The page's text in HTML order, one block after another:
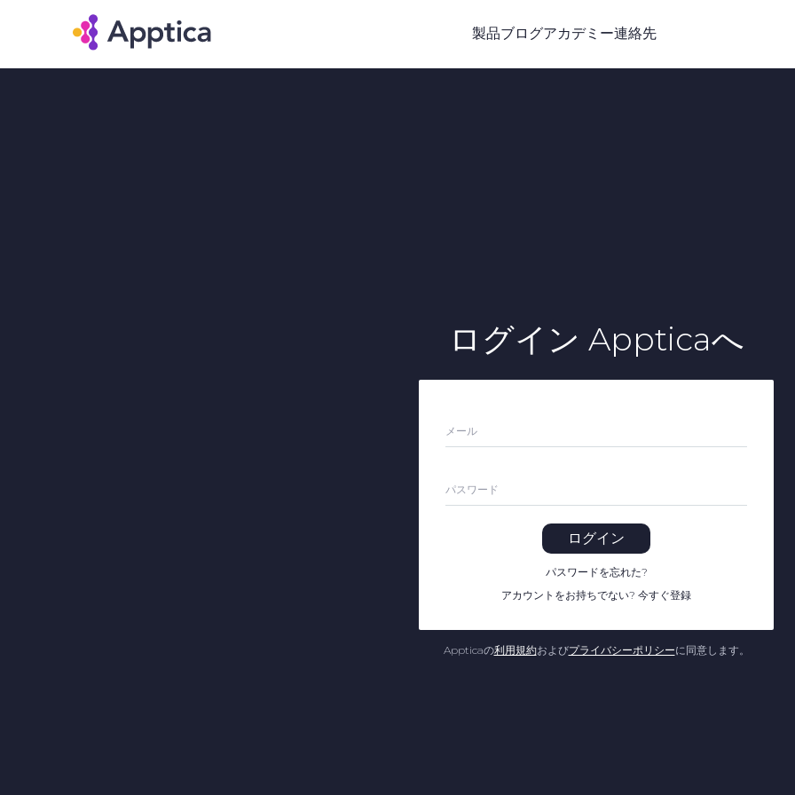
製品ブログアカデミー連絡先
ログイン Appticaへ
メール
パスワード
ログイン
パスワードを忘れた?
アカウントをお持ちでない? 今すぐ登録
Appticaの利用規約およびプライバシーポリシーに同意します。